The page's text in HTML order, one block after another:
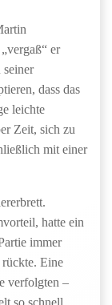
er
seiner
dass das
leichte
Zeit, sich zu
mit einer
hatte ein
immer
Eine
verfolgten –